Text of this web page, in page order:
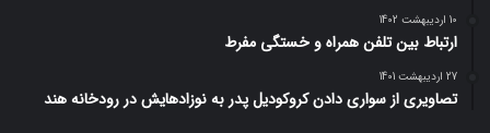
10 اردیبهشت 1402
ارتباط بین تلفن همراه و خستگی مفرط
27 اردیبهشت 1401
تصاویری از سواری دادن کروکودیل پدر به نوزادهایش در رودخانه هند